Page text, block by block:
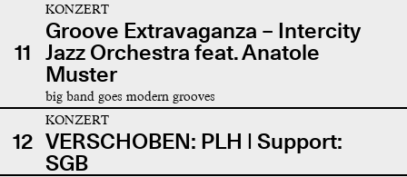
11
KONZERT
Groove Extravaganza – Intercity
Jazz Orchestra feat. Anatole
Muster
big band goes modern grooves
12
KONZERT
VERSCHOBEN: PLH | Support:
SGB